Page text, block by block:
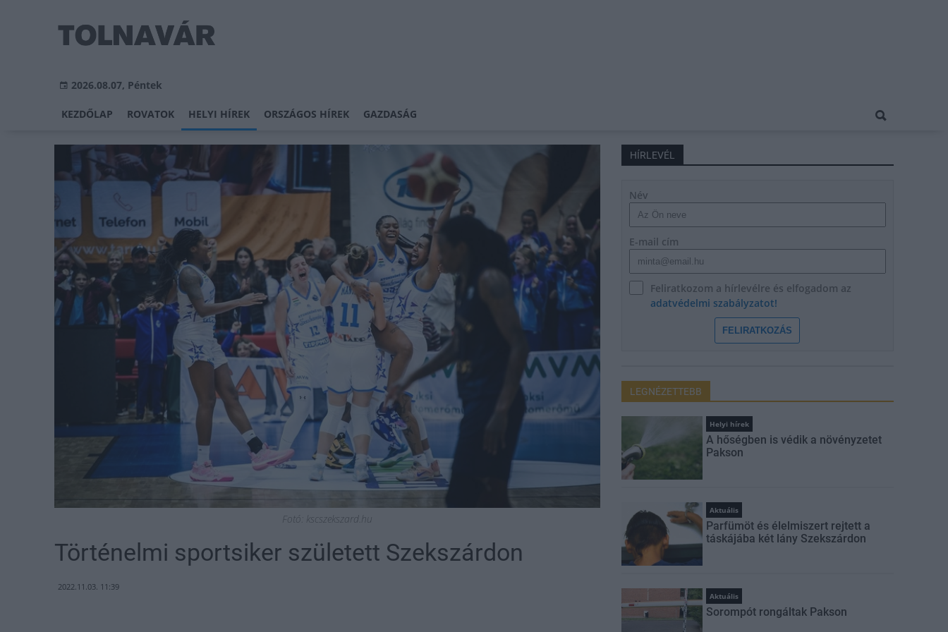
2026.08.07, Péntek
KEZDŐLAP ROVATOK HELYI HÍREK ORSZÁGOS HÍREK GAZDASÁG
Fotó: kscszekszard.hu
Történelmi sportsiker született Szekszárdon
2022.11.03. 11:39
HÍRLEVÉL
Név
E-mail cím
Feliratkozom a hírlevélre és elfogadom az
adatvédelmi szabályzatot!
FELIRATKOZÁS
LEGNÉZETTEBB
Helyi hírek
A hőségben is védik a növényzetet
Pakson
Aktuális
Parfümöt és élelmiszert rejtett a
táskájába két lány Szekszárdon
Aktuális
Sorompót rongáltak Pakson